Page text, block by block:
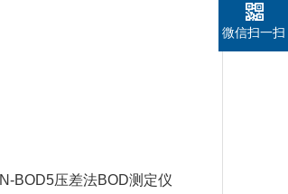
IN-BOD5压差法BOD测定仪
微信扫一扫